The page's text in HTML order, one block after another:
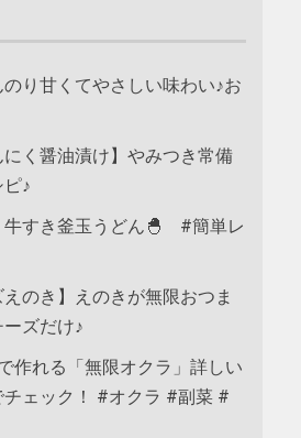
のり甘くてやさしい味わい♪お
にく醤油漬け】やみつき常備
♪
牛すき釜玉うどん🐣 #簡単レ
えのき】えのきが無限おつま
ズだけ♪
作れる「無限オクラ」詳しい
チェック！ #オクラ #副菜 #